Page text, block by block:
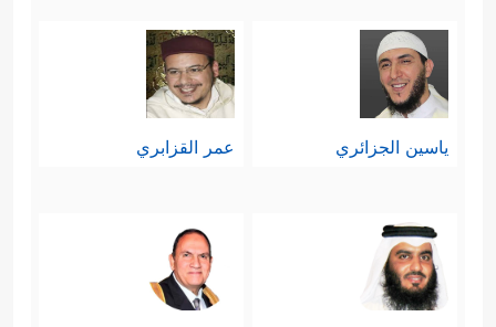
ياسين الجزائري عمر القزابري